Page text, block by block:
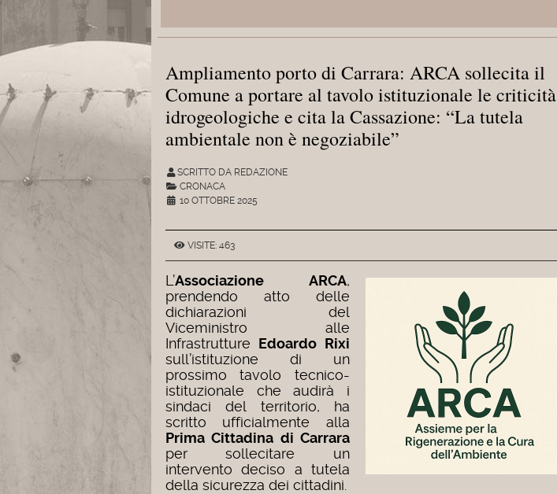
Ampliamento porto di Carrara: ARCA sollecita il
Comune a portare al tavolo istituzionale le criticità
idrogeologiche e cita la Cassazione: “La tutela
ambientale non è negoziabile”
SCRITTO DA REDAZIONE
CRONACA
10 OTTOBRE 2025
VISITE: 463
L’Associazione ARCA,
prendendo atto delle
dichiarazioni del
Viceministro alle
Infrastrutture Edoardo Rixi
sull’istituzione di un
prossimo tavolo tecnico-
istituzionale che audirà i
sindaci del territorio, ha
scritto ufficialmente alla
Prima Cittadina di Carrara
per sollecitare un
intervento deciso a tutela
della sicurezza dei cittadini.